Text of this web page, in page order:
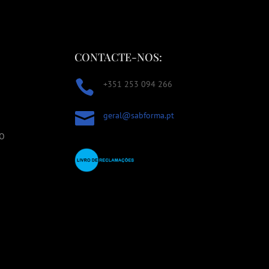
CONTACTE-NOS:
 +351 253 094 266
 geral@sabforma.pt